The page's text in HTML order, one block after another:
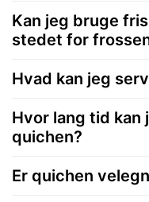
Kan jeg bruge
stedet for
Hvad kan jeg
Hvor lang tid
quichen?
Er quichen